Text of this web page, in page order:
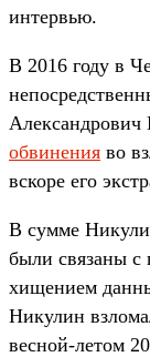
интервью.
В 2016 году в
Александрович
обвинения во
вскоре его
В сумме
были связаны с
хищением
Никулин
весной-летом